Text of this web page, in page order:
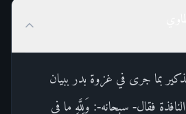
بما جرى في غزوة بدر ببيان
فقال- سبحانه-: وَلِلَّهِ ما فِي